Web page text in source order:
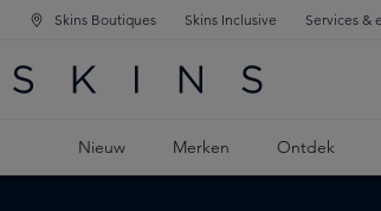
NAVIGATIE
DE HOOFDINHOUD
Skins Boutiques Skins Inclusive Services &
Nieuw Merken Ontdek